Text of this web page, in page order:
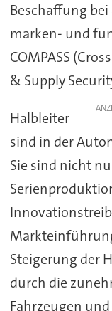
Beschaffung
marken- und
COMPASS
& Supply
Halbleiter
sind in der
Sie sind nicht
Steigerung der
durch die
Fahrzeugen